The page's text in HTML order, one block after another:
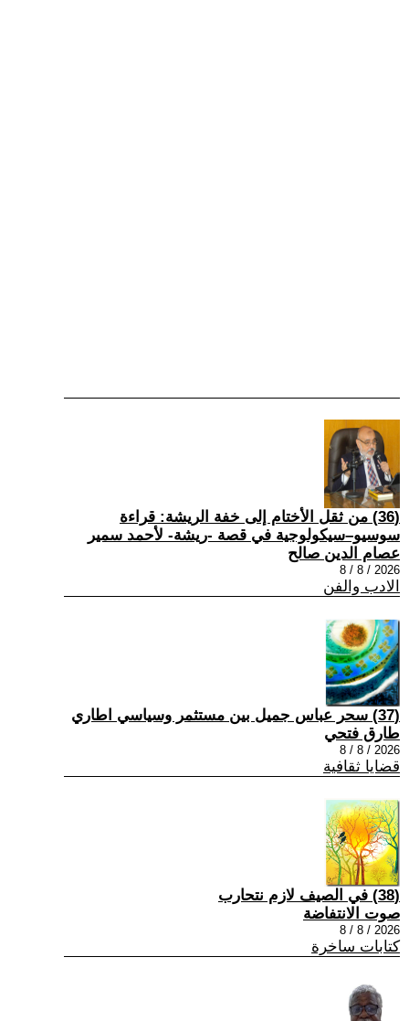
(36) من ثقل الأختام إلى خفة الريشة: قراءة
سوسيو–سيكولوجية في قصة -ريشة- لأحمد سمير
عصام الدين صالح
2026 / 8 / 8
الادب والفن
(37) سحر عباس جميل بين مستثمر وسياسي اطاري
طارق فتحي
2026 / 8 / 8
قضايا ثقافية
(38) في الصيف لازم نتحارب
صوت الانتفاضة
2026 / 8 / 8
كتابات ساخرة